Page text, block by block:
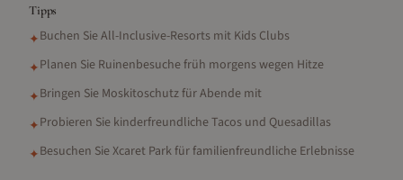
Tipps
✦Buchen Sie All-Inclusive-Resorts mit Kids Clubs
✦Planen Sie Ruinenbesuche früh morgens wegen Hitze
✦Bringen Sie Moskitoschutz für Abende mit
✦Probieren Sie kinderfreundliche Tacos und Quesadillas
✦Besuchen Sie Xcaret Park für familienfreundliche Erlebnisse